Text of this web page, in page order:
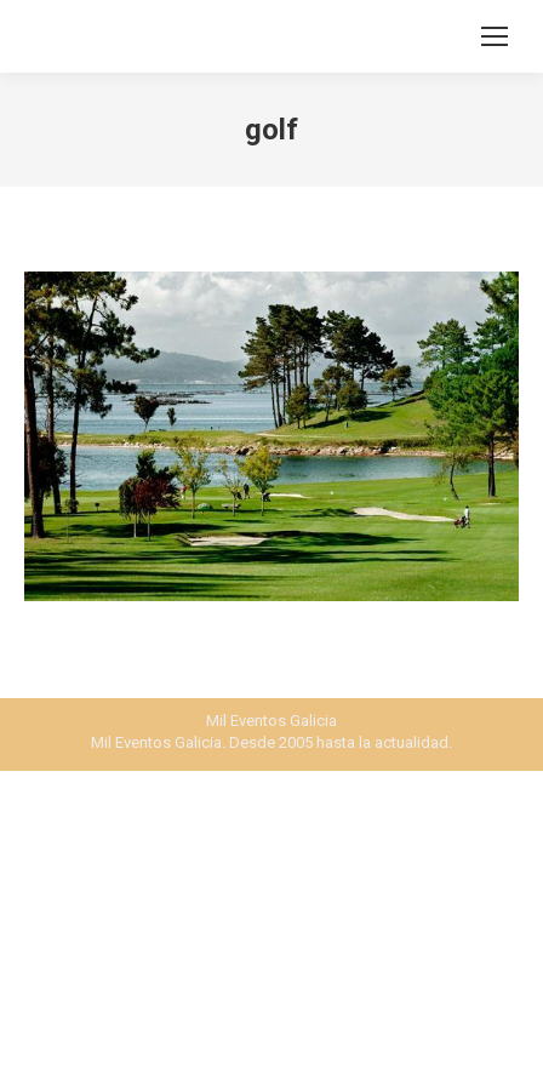
Search:
golf
Mil Eventos Galicia
Mil Eventos Galicia. Desde 2005 hasta la actualidad.